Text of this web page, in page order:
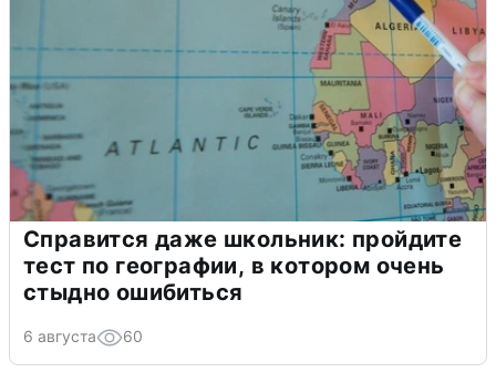
Справится даже школьник: пройдите
тест по географии, в котором очень
стыдно ошибиться
6 августа 60